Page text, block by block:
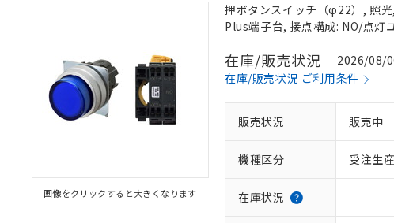
画像をクリックすると大きくなります
押ボタンスイッチ（φ22）, 照
Plus端子台, 接点構成: NO/点灯
在庫/販売状況
2026/08/
在庫/販売状況 ご利用条件
販売状況 販売中
機種区分 受注生
在庫状況